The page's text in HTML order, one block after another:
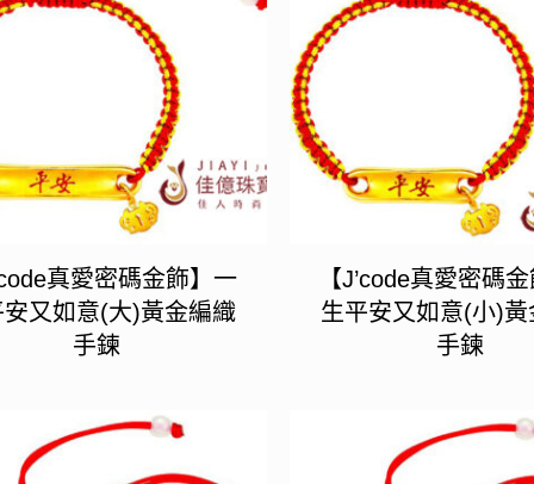
真愛密碼金飾】一
又如意(大)黃金編織
手鍊
【J’code真愛密碼
生平安又如意(小)黃
手鍊